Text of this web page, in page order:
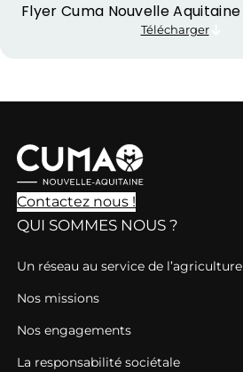
Flyer Cuma Nouvelle Aquitaine
Télécharger
Contactez nous !
QUI SOMMES NOUS ?
Un réseau au service de l’agriculture
Nos missions
Nos engagements
La responsabilité sociétale